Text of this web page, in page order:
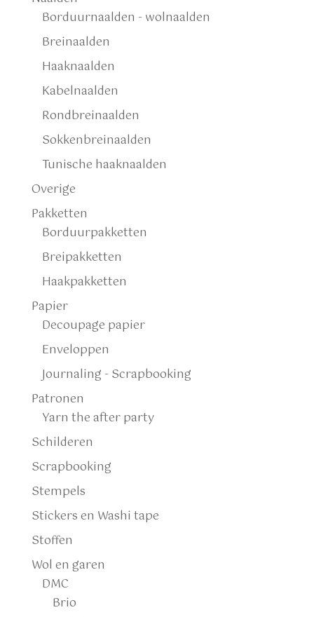
Borduurnaalden - wolnaalden
Breinaalden
Haaknaalden
Kabelnaalden
Rondbreinaalden
Sokkenbreinaalden
Tunische haaknaalden
Overige
Pakketten
Borduurpakketten
Breipakketten
Haakpakketten
Papier
Decoupage papier
Enveloppen
Journaling - Scrapbooking
Patronen
Yarn the after party
Schilderen
Scrapbooking
Stempels
Stickers en Washi tape
Stoffen
Wol en garen
DMC
Brio